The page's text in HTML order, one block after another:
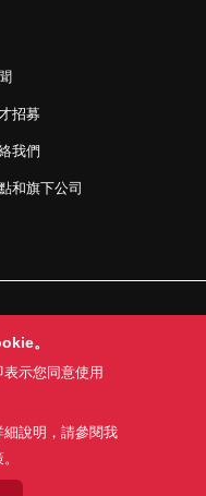
招募
我們
和旗下公司
權政策
網站地圖
款(PDF)
。
示您同意使用
說明，請參閱我